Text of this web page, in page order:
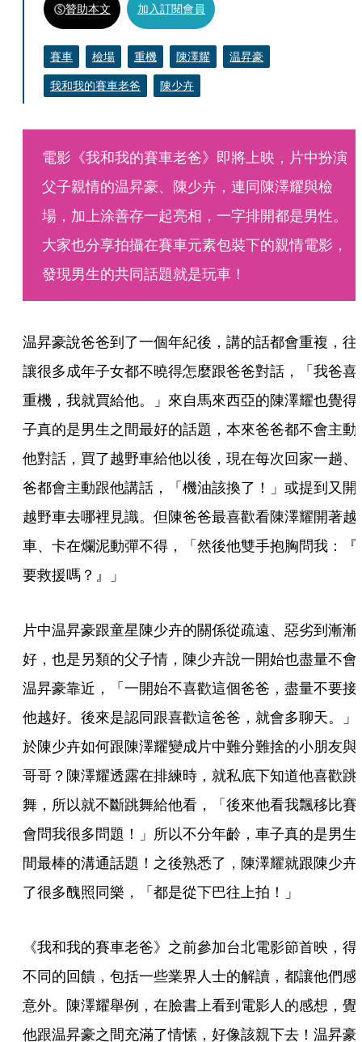
贊助本文 加入訂閱會員
賽車 檢場 重機 陳澤耀
温昇豪
我和我的賽車老爸
陳少卉
電影《我和我的賽車老爸》即將上映，片中扮演
父子親情的温昇豪、陳少卉，連同陳澤耀與檢
場，加上涂善存一起亮相，一字排開都是男性。
大家也分享拍攝在賽車元素包裝下的親情電影，
發現男生的共同話題就是玩車！
温昇豪說爸爸到了一個年紀後，講的話都會重複，往
讓很多成年子女都不曉得怎麼跟爸爸對話，「我爸喜
重機，我就買給他。」來自馬來西亞的陳澤耀也覺得
子真的是男生之間最好的話題，本來爸爸都不會主動
他對話，買了越野車給他以後，現在每次回家一趟、
爸都會主動跟他講話，「機油該換了！」或提到又開
越野車去哪裡見識。但陳爸爸最喜歡看陳澤耀開著越
車、卡在爛泥動彈不得，「然後他雙手抱胸問我：『
要救援嗎？』」
片中温昇豪跟童星陳少卉的關係從疏遠、惡劣到漸漸
好，也是另類的父子情，陳少卉說一開始也盡量不會
温昇豪靠近，「一開始不喜歡這個爸爸，盡量不要接
他越好。後來是認同跟喜歡這爸爸，就會多聊天。」
於陳少卉如何跟陳澤耀變成片中難分難捨的小朋友與
哥哥？陳澤耀透露在排練時，就私底下知道他喜歡跳
舞，所以就不斷跳舞給他看，「後來他看我飄移比賽
會問我很多問題！」所以不分年齡，車子真的是男生
間最棒的溝通話題！之後熟悉了，陳澤耀就跟陳少卉
了很多醜照同樂，「都是從下巴往上拍！」
《我和我的賽車老爸》之前參加台北電影節首映，得
不同的回饋，包括一些業界人士的解讀，都讓他們感
意外。陳澤耀舉例，在臉書上看到電影人的感想，覺
他跟温昇豪之間充滿了情愫，好像該親下去！温昇豪